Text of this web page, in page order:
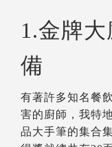
1.金牌
備
有著許多知名餐
害的廚師，我特
品大手筆的集合